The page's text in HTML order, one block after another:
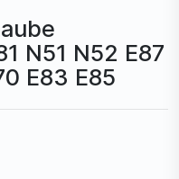
N51 N52 E87
E83 E85